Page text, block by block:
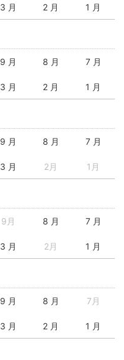
3 月 2 月 1 月
9 月 8 月 7 月
3 月 2 月 1 月
9 月 8 月 7 月
3 月 2月 1月
9月 8 月 7 月
3 月 2月 1 月
9 月 8 月 7月
3 月 2 月 1 月